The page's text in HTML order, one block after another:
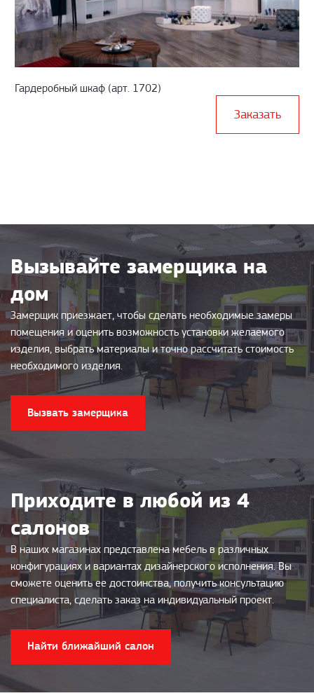
Гардеробный шкаф (арт. 1702)
Заказать
Вызывайте замерщика на
дом
Замерщик приезжает, чтобы сделать необходимые замеры
помещения и оценить возможность установки желаемого
изделия, выбрать материалы и точно рассчитать стоимость
необходимого изделия.
Вызвать замерщика
Приходите в любой из 4
салонов
В наших магазинах представлена мебель в различных
конфигурациях и вариантах дизайнерского исполнения. Вы
сможете оценить ее достоинства, получить консультацию
специалиста, сделать заказ на индивидуальный проект.
Найти ближайший салон